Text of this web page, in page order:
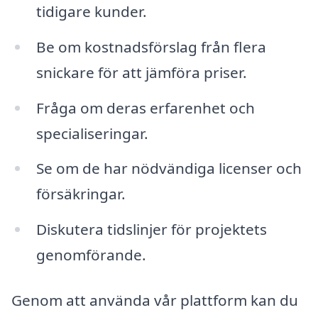
tidigare kunder.
Be om kostnadsförslag från flera
snickare för att jämföra priser.
Fråga om deras erfarenhet och
specialiseringar.
Se om de har nödvändiga licenser och
försäkringar.
Diskutera tidslinjer för projektets
genomförande.
Genom att använda vår plattform kan du